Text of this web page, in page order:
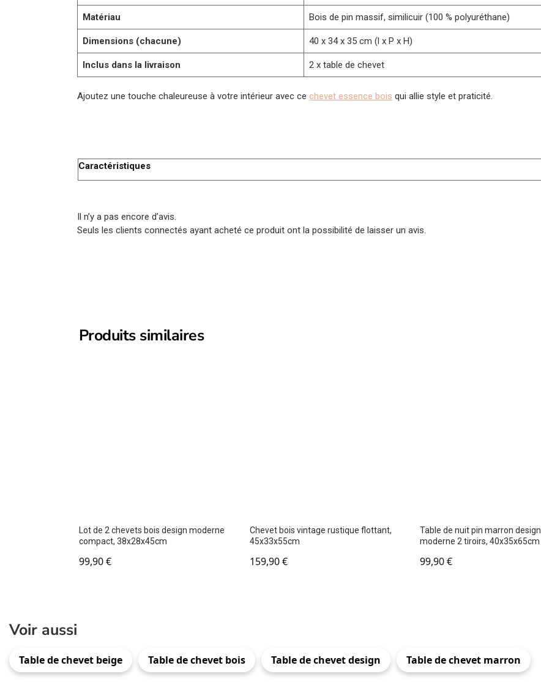
Matériau Bois de pin massif, similicuir (100 % polyuréthane)
Dimensions (chacune) 40 x 34 x 35 cm (l x P x H)
Inclus dans la livraison 2 x table de chevet
Ajoutez une touche chaleureuse à votre intérieur avec cechevet essence bois qui allie style et praticité.
Caractéristiques
Il n’y a pas encore d’avis.
Seuls les clients connectés ayant acheté ce produit ont la possibilité de laisser un avis.
Produits similaires
Lot de 2 chevets bois design moderne
compact, 38x28x45cm
99,90€
Chevet bois vintage rustique flottant,
45x33x55cm
159,90€
Table de nuit pin marron design
moderne 2 tiroirs, 40x35x65cm
99,90€
Voir aussi
Table de chevet beige Table de chevet bois Table de chevet design Table de chevet marron